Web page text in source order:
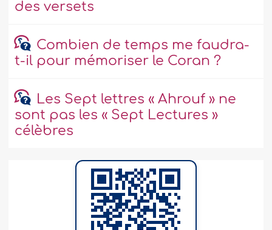
des versets
Combien de temps me faudra-
t-il pour mémoriser le Coran ?
Les Sept lettres « Ahrouf » ne
sont pas les « Sept Lectures »
célèbres